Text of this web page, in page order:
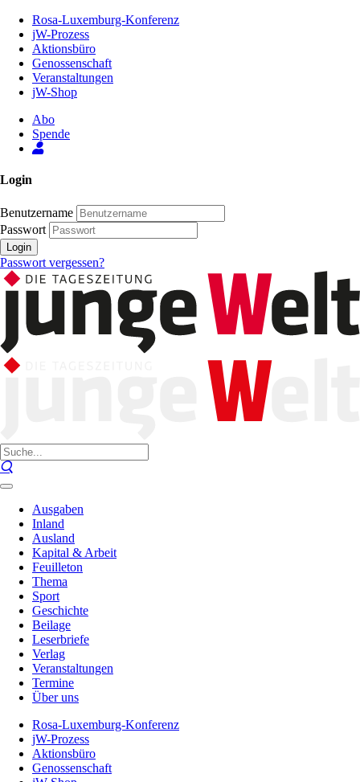
Inhalt
Seite
Rosa-Luxemburg-Konferenz
jW-Prozess
Aktionsbüro
Genossenschaft
Veranstaltungen
jW-Shop
Abo
Spende
Login
Benutzername
Passwort
Login
Passwort vergessen?
Ausgaben
Inland
Ausland
Kapital & Arbeit
Feuilleton
Thema
Sport
Geschichte
Beilage
Leserbriefe
Verlag
Veranstaltungen
Termine
Über uns
Rosa-Luxemburg-Konferenz
jW-Prozess
Aktionsbüro
Genossenschaft